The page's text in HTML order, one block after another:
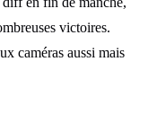
victoires.
caméras aussi mais